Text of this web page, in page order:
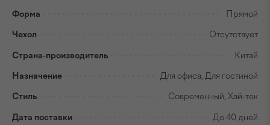
Форма Прямой
Чехол Отсутствует
Страна-производитель Китай
Назначение Для офиса, Для гостиной
Стиль Современный, Хай-тек
Дата поставки До 40 дней